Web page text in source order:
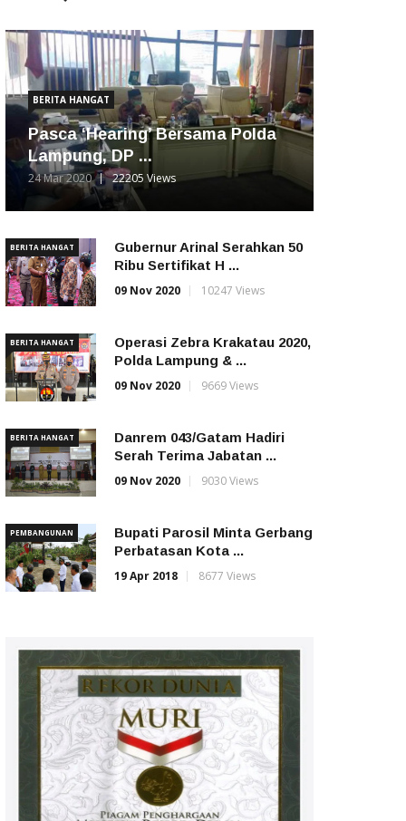
BERITA HANGAT
Pasca ‘Hearing’ Bersama Polda
Lampung, DP ...
24 Mar 2020 22205 Views
BERITA HANGAT
Gubernur Arinal Serahkan 50
Ribu Sertifikat H ...
09 Nov 2020
10247 Views
BERITA HANGAT
Operasi Zebra Krakatau 2020,
Polda Lampung & ...
09 Nov 2020
9669 Views
BERITA HANGAT
Danrem 043/Gatam Hadiri
Serah Terima Jabatan ...
09 Nov 2020
9030 Views
PEMBANGUNAN
Bupati Parosil Minta Gerbang
Perbatasan Kota ...
19 Apr 2018
8677 Views